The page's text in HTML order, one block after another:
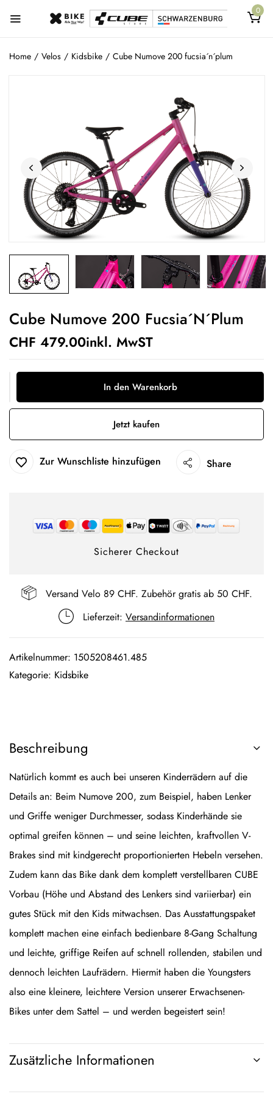
0
Home / Velos / Kidsbike / Cube Numove 200 fucsia´n´plum
Cube Numove 200 Fucsia´n´plum
CHF 479.00inkl. MwST
In den Warenkorb
Jetzt kaufen
Zur Wunschliste hinzufügen Share
Sicherer Checkout
Versand Velo 89 CHF. Zubehör gratis ab 50 CHF.
Lieferzeit: Versandinformationen
Artikelnummer: 1505208461.485
Kategorie: Kidsbike
Beschreibung
Natürlich kommt es auch bei unseren Kinderrädern auf die
Details an: Beim Numove 200, zum Beispiel, haben Lenker
und Griffe weniger Durchmesser, sodass Kinderhände sie
optimal greifen können – und seine leichten, kraftvollen V-
Brakes sind mit kindgerecht proportionierten Hebeln versehen.
Zudem kann das Bike dank dem komplett verstellbaren CUBE
Vorbau (Höhe und Abstand des Lenkers sind variierbar) ein
gutes Stück mit den Kids mitwachsen. Das Ausstattungspaket
komplett machen eine einfach bedienbare 8-Gang Schaltung
und leichte, griffige Reifen auf schnell rollenden, stabilen und
dennoch leichten Laufrädern. Hiermit haben die Youngsters
also eine kleinere, leichtere Version unserer Erwachsenen-
Bikes unter dem Sattel – und werden begeistert sein!
Zusätzliche Informationen